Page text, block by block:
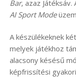
Bar, azaz Játéksáv.
AI Sport Mode
A készülékeknek
melyek játékhoz
alacsony késésű
képfrissítési